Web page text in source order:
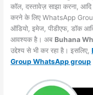
कॉल, दस्तावेज़ साझा करना,
करने के लिए WhatsApp
ऑडियो, इमेज, पीडीएफ, डॉक
आवश्यक है। अब Buhana
उद्देश्य से भी कर रहा है। इसलिए,
Group WhatsApp group